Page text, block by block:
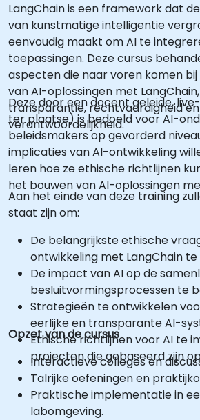
LangChain is een framework dat
van kunstmatige intelligentie
eenvoudig maakt om AI te
toepassingen. Deze cursus
aspecten die naar voren komen
van AI-oplossingen met
transparantie, rechtvaardigheid en
verantwoordelijkheid.
Deze door een docent geleide,
ter plaatse) is bedoeld voor AI-
beleidsmakers op gevorderd
implicaties van AI-ontwikkeling
leren hoe ze ethische richtlijnen
het bouwen van AI-oplossingen
Aan het einde van deze training
staat zijn om:
De belangrijkste ethische
ontwikkeling met LangChain
De impact van AI op de
besluitvormingsprocessen te
Strategieën te ontwikkelen
eerlijke en transparante AI-
Ethische richtlijnen voor AI te
projecten die gebaseerd zijn
Opzet van de cursus
Interactieve colleges en
Talrijke oefeningen en
Praktische implementatie in
labomgeving.